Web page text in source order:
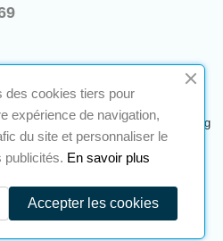
Rechte vorbehalten. Eine Realisierung
Navilog
Meinung des Unternehmens
Sie hier, um es zu überprüfen.
des cookies tiers pour
expérience de navigation,
du site et personnaliser le
publicités. En savoir plus
Accepter les cookies